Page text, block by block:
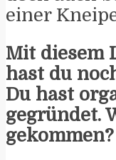
einer
Mit diesem
hast du
Du hast
gegründet.
gekommen?